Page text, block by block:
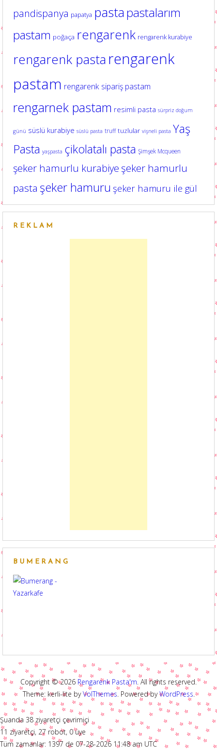
pandispanya papatya pasta pastalarım
pastam poğaça rengarenk rengarenk kurabiye
rengarenk pasta rengarenk
pastam rengarenk sipariş pastam
rengarnek pastam resimli pasta sürpriz doğum
günü süslü kurabiye süslü pasta truff tuzlular vişneli pasta Yaş
Pasta yaşpasta çikolatalı pasta Şimşek Mcqueen
şeker hamurlu kurabiye şeker hamurlu
pasta şeker hamuru şeker hamuru ile gül
REKLAM
BUMERANG
Copyright © 2026 Rengarenk Pasta'm. All rights reserved.
Theme: kerli-lite byVolThemes. Powered byWordPress.
Şuanda 38 ziyaretçi çevrimiçi
11 ziyaretçi, 27 robot, 0 üye
Tüm zamanlar: 1397 de 07-28-2026 11:48 am UTC